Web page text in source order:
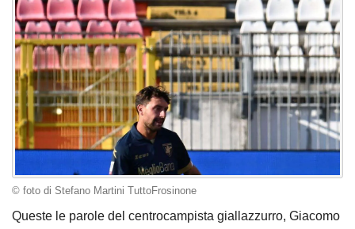
© foto di Stefano Martini TuttoFrosinone
Queste le parole del centrocampista giallazzurro, Giacomo